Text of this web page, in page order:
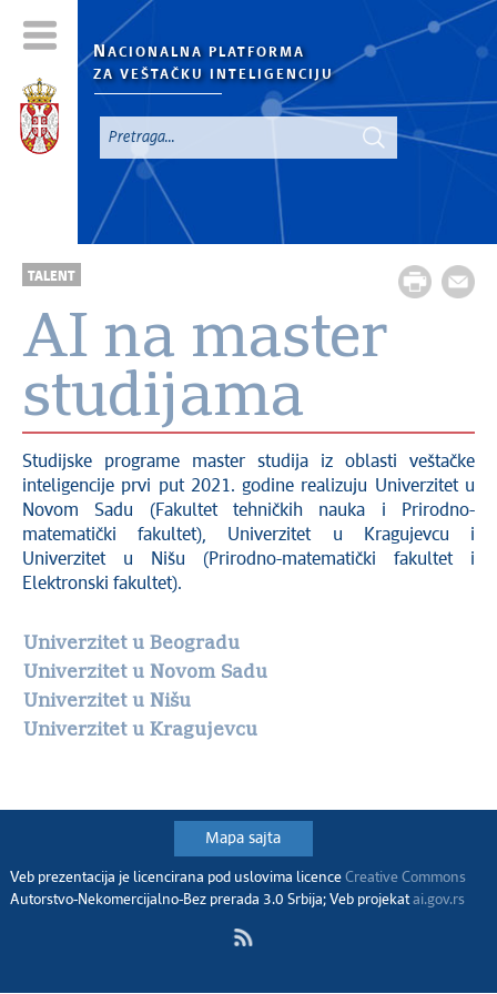
NACIONALNA PLATFORMA
ZA VEŠTAČKU INTELIGENCIJU
TALENT
AI na master
studijama
Studijske programe master studija iz oblasti veštačke
inteligencije prvi put 2021. godine realizuju Univerzitet u
Novom Sadu (Fakultet tehničkih nauka i Prirodno-
matematički fakultet), Univerzitet u Kragujevcu i
Univerzitet u Nišu (Prirodno-matematički fakultet i
Elektronski fakultet).
Univerzitet u Beogradu
Univerzitet u Novom Sadu
Univerzitet u Nišu
Univerzitet u Kragujevcu
Mapa sajta
Veb prezentacija je licencirana pod uslovima licence Creative Commons
Autorstvo-Nekomercijalno-Bez prerada 3.0 Srbija; Veb projekatai.gov.rs